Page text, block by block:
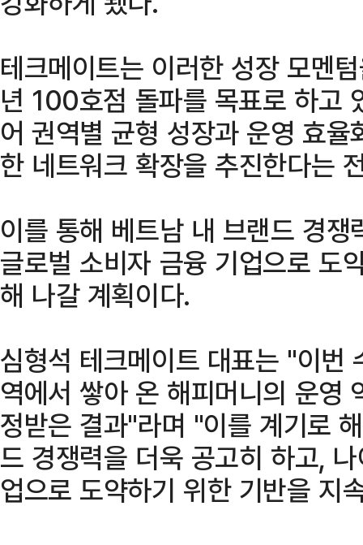
테크메이트는 이러한 성장 모멘
년 100호점 돌파를 목표로 하고
어 권역별 균형 성장과 운영 효
한 네트워크 확장을 추진한다는
이를 통해 베트남 내 브랜드 경
글로벌 소비자 금융 기업으로 도
해 나갈 계획이다.
심형석 테크메이트 대표는 "이
역에서 쌓아 온 해피머니의 운영
정받은 결과"라며 "이를 계기로
드 경쟁력을 더욱 공고히 하고,
업으로 도약하기 위한 기반을 지